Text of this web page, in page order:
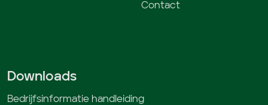
Contact
Downloads
Bedrijfsinformatie handleiding